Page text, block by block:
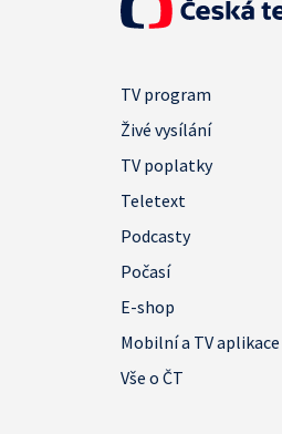
TV program
Živé vysílání
TV poplatky
Teletext
Podcasty
Počasí
E-shop
Mobilní a TV aplikace
Vše o ČT